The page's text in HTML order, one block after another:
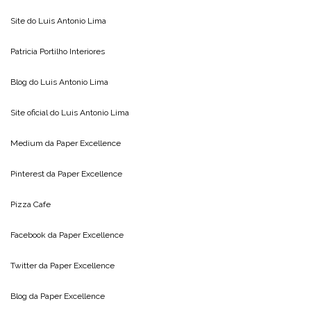
Site do Luis Antonio Lima
Patricia Portilho Interiores
Blog do Luis Antonio Lima
Site oficial do Luis Antonio Lima
Medium da Paper Excellence
Pinterest da Paper Excellence
Pizza Cafe
Facebook da Paper Excellence
Twitter da Paper Excellence
Blog da Paper Excellence